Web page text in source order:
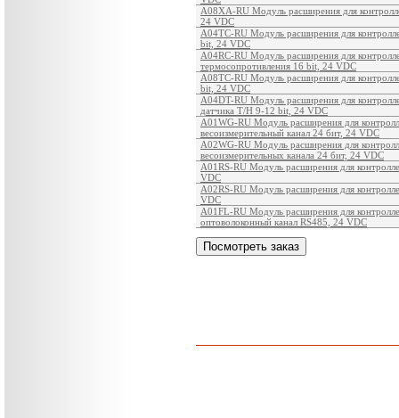
A08XA-RU Модуль расширения для
24 VDC
A04TC-RU Модуль расширения для
bit, 24 VDC
A04RC-RU Модуль расширения для
термосопротивления 16 bit, 24 VDC
A08TC-RU Модуль расширения для
bit, 24 VDC
A04DT-RU Модуль расширения для
датчика T/H 9-12 bit, 24 VDC
A01WG-RU Модуль расширения для
весоизмерительный канал 24 бит, 24 VDC
A02WG-RU Модуль расширения для
весоизмерительных канала 24 бит, 24 VDC
A01RS-RU Модуль расширения для
VDC
A02RS-RU Модуль расширения для
VDC
A01FL-RU Модуль расширения для
оптоволоконный канал RS485, 24 VDC